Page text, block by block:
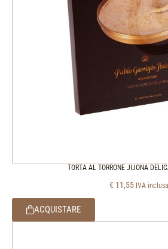
TORTA AL TORRONE JIJONA
€ 11,55 IVA inclusa
ACQUISTARE